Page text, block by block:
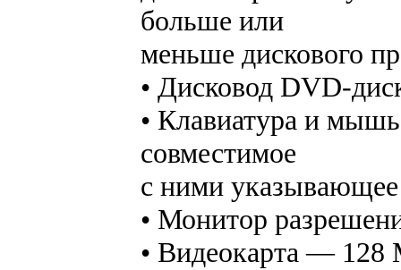
больше или
меньше дискового
• Дисковод DVD-
• Клавиатура и
совместимое
с ними указывающее
• Монитор
• Видеокарта —